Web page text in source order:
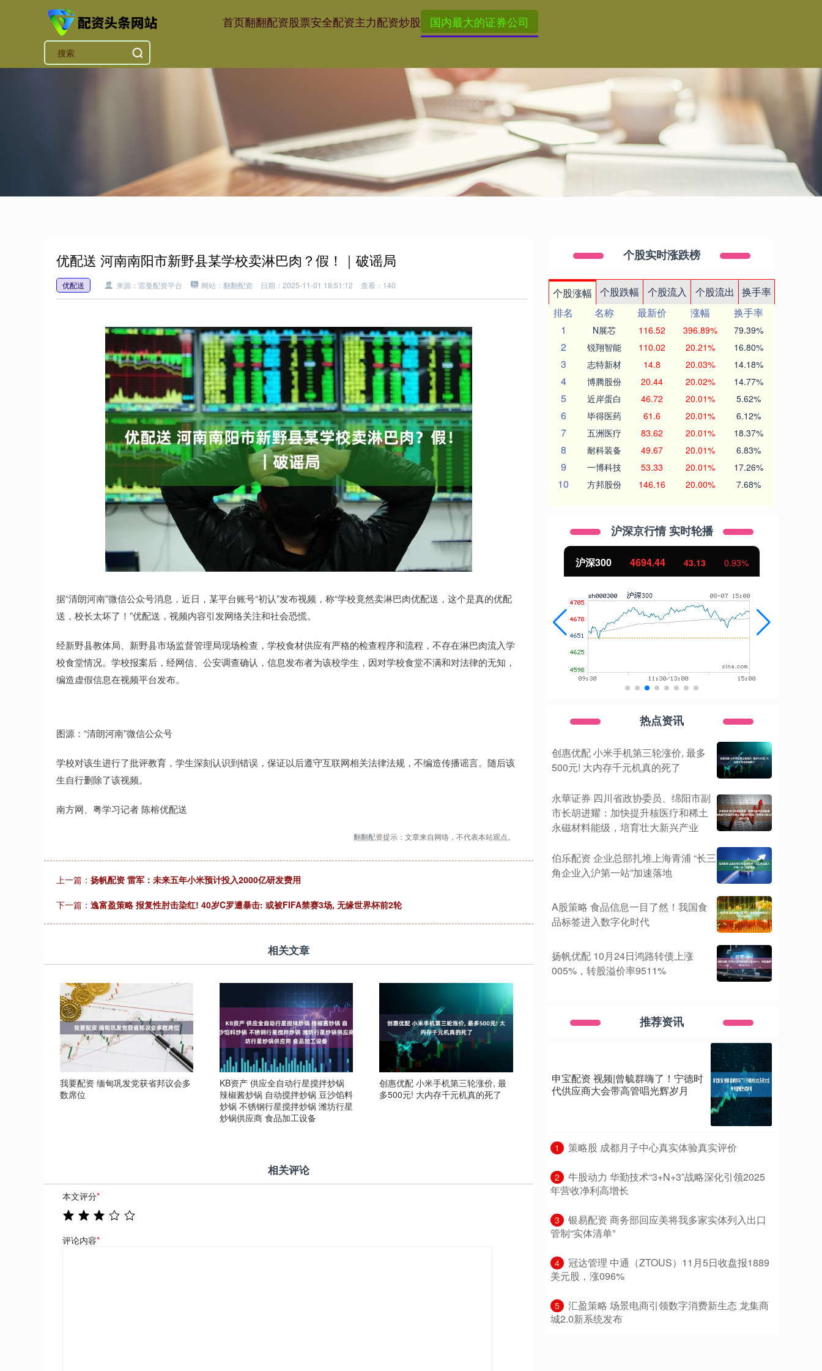
首页翻翻配资股票安全配资主力配资炒股 国内最大的证券公司
优配送 河南南阳市新野县某学校卖淋巴肉？假！｜破谣局
优配送 来源：雷曼配资平台 网站：翻翻配资 日期：2025-11-01 18:51:12 查看：140
据“清朗河南”微信公众号消息，近日，某平台账号“初认”发布视频，称“学校竟然卖淋巴肉优配送，这个是真的优配
送，校长太坏了！”优配送，视频内容引发网络关注和社会恐慌。
经新野县教体局、新野县市场监督管理局现场检查，学校食材供应有严格的检查程序和流程，不存在淋巴肉流入学
校食堂情况。学校报案后，经网信、公安调查确认，信息发布者为该校学生，因对学校食堂不满和对法律的无知，
编造虚假信息在视频平台发布。
图源：“清朗河南”微信公众号
学校对该生进行了批评教育，学生深刻认识到错误，保证以后遵守互联网相关法律法规，不编造传播谣言。随后该
生自行删除了该视频。
南方网、粤学习记者 陈榕优配送
翻翻配资提示：文章来自网络，不代表本站观点。
上一篇： 扬帆配资 雷军：未来五年小米预计投入2000亿研发费用
下一篇： 逸富盈策略 报复性肘击染红! 40岁C罗遭暴击: 或被FIFA禁赛3场, 无缘世界杯前2轮
相关文章
我要配资 缅甸巩发党获省邦议会多
数席位
KB资产 供应全自动行星搅拌炒锅
辣椒酱炒锅 自动搅拌炒锅 豆沙馅料
炒锅 不锈钢行星搅拌炒锅 潍坊行星
炒锅供应商 食品加工设备
创惠优配 小米手机第三轮涨价, 最
多500元! 大内存千元机真的死了
相关评论
本文评分*
评论内容*
个股实时涨跌榜
个股涨幅 个股跌幅 个股流入 个股流出
换手率
排名
名称 最新价 涨幅
换手率
1
N展芯 116.52 396.89% 79.39%
2 锐翔智能 110.02 20.21% 16.80%
3 志特新材 14.8 20.03% 14.18%
4 博腾股份 20.44 20.02% 14.77%
5 近岸蛋白 46.72 20.01% 5.62%
6 毕得医药 61.6 20.01% 6.12%
7 五洲医疗 83.62 20.01% 18.37%
8 耐科装备 49.67 20.01% 6.83%
9 一博科技 53.33 20.01% 17.26%
10 方邦股份 146.16 20.00% 7.68%
沪深京行情 实时轮播
上证指数 3940.04 1.02% 14311.01 200.89 沪深300 4694.44 43.13 0.93%
热点资讯
创惠优配 小米手机第三轮涨价, 最多
500元! 大内存千元机真的死了
永華证券 四川省政协委员、绵阳市副
市长胡进耀：加快提升核医疗和稀土
永磁材料能级，培育壮大新兴产业
伯乐配资 企业总部扎堆上海青浦 “长三
角企业入沪第一站”加速落地
A股策略 食品信息一目了然！我国食
品标签进入数字化时代
扬帆优配 10月24日鸿路转债上涨
005%，转股溢价率9511%
推荐资讯
申宝配资 视频|曾毓群嗨了！宁德时
代供应商大会带高管唱光辉岁月
1 ​策略股 成都月子中心真实体验真实评价
2
​牛股动力 华勤技术“3+N+3”战略深化引领2025
年营收净利高增长
3
​银易配资 商务部回应美将我多家实体列入出口
管制“实体清单”
4
​冠达管理 中通（ZTOUS）11月5日收盘报1889
美元股，涨096%
5
​汇盈策略 场景电商引领数字消费新生态 龙集商
城2.0新系统发布